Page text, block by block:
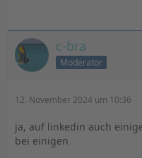
c-bra
Moderator
12. November 2024 um 10:36
ja, auf linkedin auch
bei einigen